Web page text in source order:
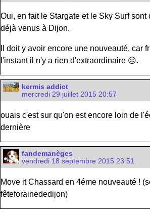
Oui, en fait le Stargate et le Sky Surf sont
déjà venus à Dijon.
Il doit y avoir encore une nouveauté, car
l'instant il n'y a rien d'extraordinaire ☹️.
kermis addict
mercredi 29 juillet 2015 20:57
ouais c'est sur qu'on est encore loin de
dernière
fandemanèges
vendredi 18 septembre 2015 23:51
Move it Chassard en 4éme nouveauté !
fêteforainededijon)